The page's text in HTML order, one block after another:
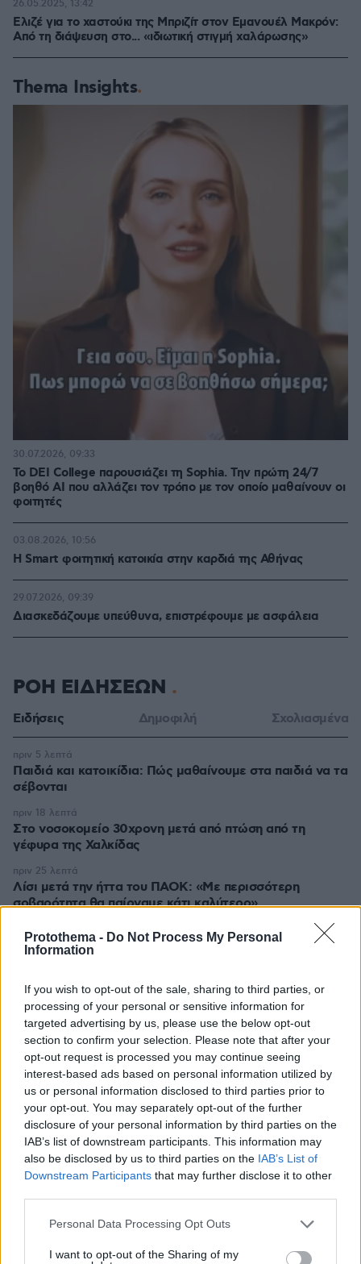
Protothema - Do Not Process My Personal
Information
If you wish to opt-out of the sale, sharing to third parties, or
processing of your personal or sensitive information for
targeted advertising by us, please use the below opt-out
section to confirm your selection. Please note that after your
opt-out request is processed you may continue seeing
interest-based ads based on personal information utilized by
us or personal information disclosed to third parties prior to
your opt-out. You may separately opt-out of the further
disclosure of your personal information by third parties on the
IAB’s list of downstream participants. This information may
also be disclosed by us to third parties on the IAB’s List of
Downstream Participants that may further disclose it to other
Please note that this website/app uses one or more Google
not limited to your visit or usage behaviour. You may click to
Personal Data Processing Opt Outs
I want to opt-out of the Sharing of my
Ελιζέ για το χαστούκι της Μπριζίτ στον Εμανουέλ Μακρόν:
Από τη διάψευση στο... «ιδιωτική στιγμή χαλάρωσης»
26.05.2025, 13:42
Thema Insights
Το DEI College παρουσιάζει τη Sophia. Την πρώτη 24/7
βοηθό AI που αλλάζει τον τρόπο με τον οποίο μαθαίνουν οι
φοιτητές
30.07.2026, 09:33
Η Smart φοιτητική κατοικία στην καρδιά της Αθήνας
03.08.2026, 10:56
Διασκεδάζουμε υπεύθυνα, επιστρέφουμε με ασφάλεια
29.07.2026, 09:39
ΡΟΗ ΕΙΔΗΣΕΩΝ
Ειδήσεις Δημοφιλή Σχολιασμένα
Παιδιά και κατοικίδια: Πώς μαθαίνουμε στα παιδιά να τα
σέβονται
πριν 5 λεπτά
Στο νοσοκομείο 30χρονη μετά από πτώση από τη
γέφυρα της Χαλκίδας
πριν 18 λεπτά
Λίσι μετά την ήττα του ΠΑΟΚ: «Με περισσότερη
σοβαρότητα θα παίρναμε κάτι καλύτερο»
πριν 25 λεπτά
Βλάβη, ατύχημα ή πρόβλημα στο ταξίδι; Η κάλυψη που
πριν 32 λεπτά
Χαλαρή έξοδος για τον Κυριάκο Μητσοτάκη και τη
σύζυγό του Μαρέβα στα Χανιά, φωτογραφίες
πριν 38 λεπτά
«Θα μπορούσε να συμβεί σύντομα»: Αισιόδοξος ξανά ο
Τραμπ για το τέλος του πολέμου με το Ιράν, «δεν
νομίζω ότι μπορούν ν' αντέξουν πολύ ακόμα»
πριν 41 λεπτά
Διακοπές στη Σίκινο
πριν μία ώρα
Ο Τραμπ θα απαγορεύσει τη χορήγηση υπηκοότητας στα
πριν μία ώρα
Πώς θα βοηθήσετε τη γάτα σας να συνηθίσει το κλουβί